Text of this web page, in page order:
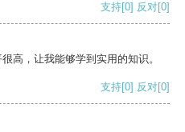
支持[0] 反对[0]
高，让我能够学到实用的知识。
支持[0] 反对[0]